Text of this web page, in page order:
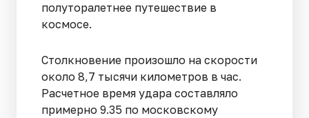
полуторалетнее путешествие в
космосе.
Столкновение произошло на скорости
около 8,7 тысячи километров в час.
Расчетное время удара составляло
примерно 9.35 по московскому